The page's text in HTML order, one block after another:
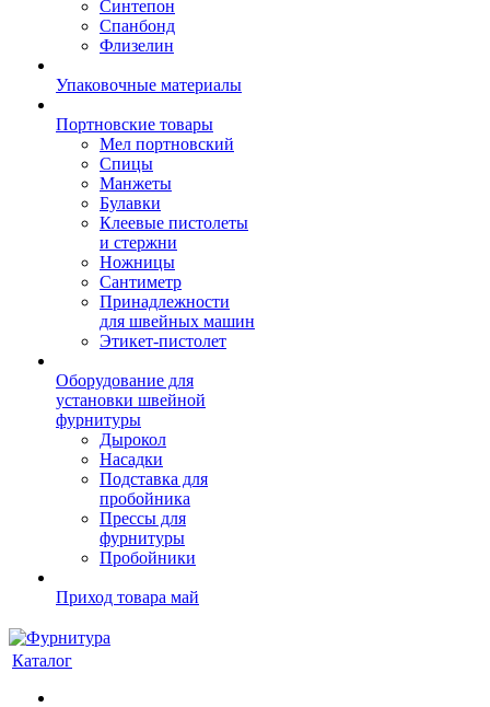
Синтепон
Спанбонд
Флизелин
Упаковочные материалы
Портновские товары
Мел портновский
Спицы
Манжеты
Булавки
Клеевые пистолеты
и стержни
Ножницы
Сантиметр
Принадлежности
для швейных машин
Этикет-пистолет
Оборудование для
установки швейной
фурнитуры
Дырокол
Насадки
Подставка для
пробойника
Прессы для
фурнитуры
Пробойники
Приход товара май
Каталог